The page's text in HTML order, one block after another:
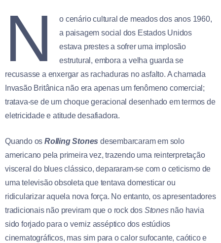
N
o cenário cultural de meados dos anos 1960,
a paisagem social dos Estados Unidos
estava prestes a sofrer uma implosão
estrutural, embora a velha guarda se
recusasse a enxergar as rachaduras no asfalto. A chamada
Invasão Britânica não era apenas um fenômeno comercial;
tratava-se de um choque geracional desenhado em termos de
eletricidade e atitude desafiadora.
Quando os Rolling Stones desembarcaram em solo
americano pela primeira vez, trazendo uma reinterpretação
visceral do blues clássico, depararam-se com o ceticismo de
uma televisão obsoleta que tentava domesticar ou
ridicularizar aquela nova força. No entanto, os apresentadores
tradicionais não previram que o rock dos Stonesnão havia
sido forjado para o verniz asséptico dos estúdios
cinematográficos, mas sim para o calor sufocante, caótico e